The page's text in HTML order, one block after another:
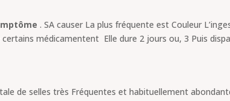
. SA causer La plus fréquente est Couleur
médicamentent Elle dure 2 jours ou, 3 Puis
de selles très Fréquentes et habituellement